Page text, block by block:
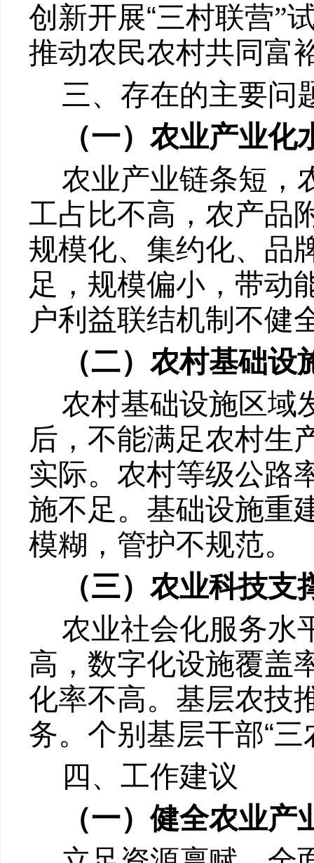
创新开展“三村联营”
推动农民农村共同富
三、存在的主要问
（一）农业产业化
农业产业链条短，
工占比不高，农产品
规模化、集约化、品
足，规模偏小，带动
户利益联结机制不健
（二）农村基础设
农村基础设施区域
后，不能满足农村生
实际。农村等级公路
施不足。基础设施重
模糊，管护不规范。
（三）农业科技支
农业社会化服务水
高，数字化设施覆盖
化率不高。基层农技
务。个别基层干部“三
四、工作建议
（一）健全农业产